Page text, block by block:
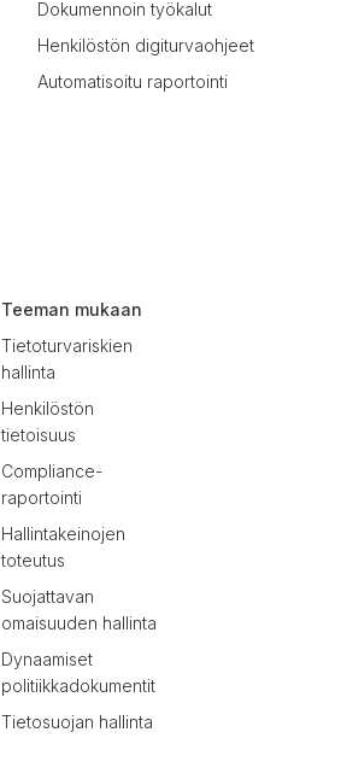
Dokumennoin työkalut
Henkilöstön digiturvaohjeet
Automatisoitu raportointi
Teeman mukaan
Tietoturvariskien
hallinta
Henkilöstön
tietoisuus
Compliance-
raportointi
Hallintakeinojen
toteutus
Suojattavan
omaisuuden hallinta
Dynaamiset
politiikkadokumentit
Tietosuojan hallinta